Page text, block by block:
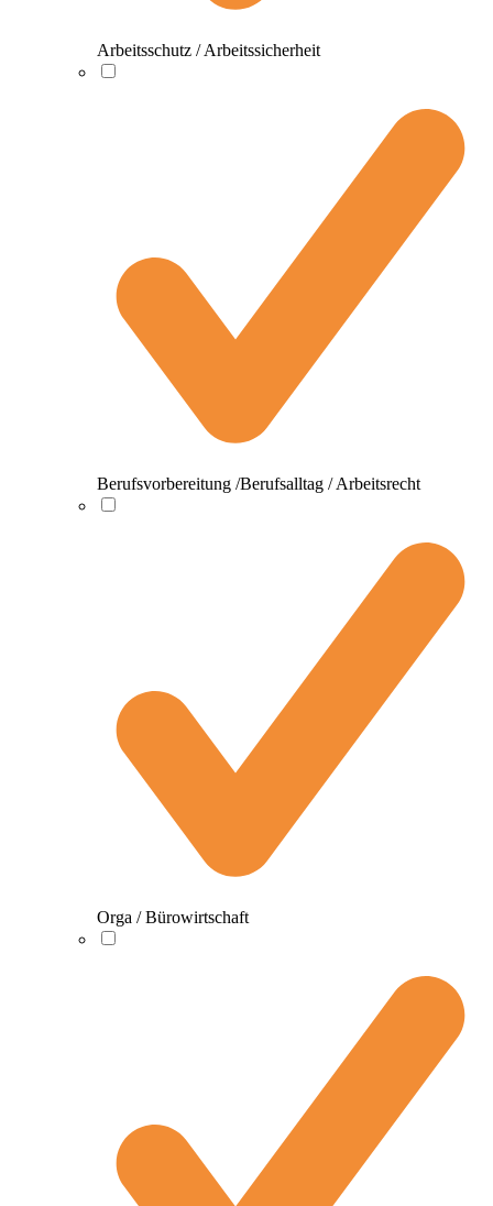
Arbeitsschutz / Arbeitssicherheit
Berufsvorbereitung /Berufsalltag / Arbeitsrecht
Orga / Bürowirtschaft